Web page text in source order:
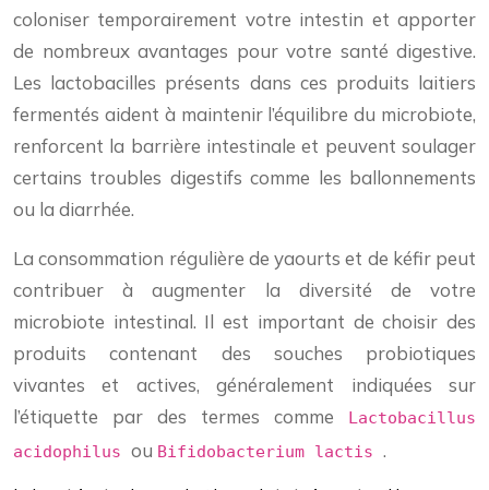
coloniser temporairement votre intestin et apporter
de nombreux avantages pour votre santé digestive.
Les lactobacilles présents dans ces produits laitiers
fermentés aident à maintenir l’équilibre du microbiote,
renforcent la barrière intestinale et peuvent soulager
certains troubles digestifs comme les ballonnements
ou la diarrhée.
La consommation régulière de yaourts et de kéfir peut
contribuer à augmenter la diversité de votre
microbiote intestinal. Il est important de choisir des
produits contenant des souches probiotiques
vivantes et actives, généralement indiquées sur
l’étiquette par des termes comme
Lactobacillus
acidophilus ou Bifidobacterium lactis .